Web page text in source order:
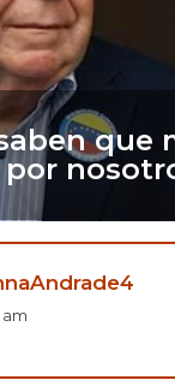
que
am